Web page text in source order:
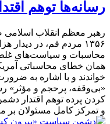
رسانه‌ها توهم
محاسبات و سیاست‌های غلط
«بی‌وقفه، پرحجم و مؤثر»
کردن پرده توهم اقتدار
و تمرکز کامل مسئولان بر